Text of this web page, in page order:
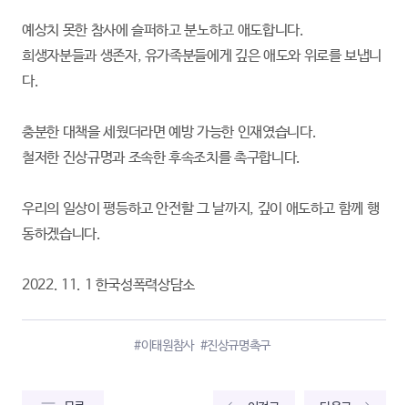
예상치 못한 참사에 슬퍼하고 분노하고 애도합니다.
희생자분들과 생존자, 유가족분들에게 깊은 애도와 위로를 보냅니
다.
충분한 대책을 세웠더라면 예방 가능한 인재였습니다.
철저한 진상규명과 조속한 후속조치를 촉구합니다.
우리의 일상이 평등하고 안전할 그 날까지, 깊이 애도하고 함께 행
동하겠습니다.
2022. 11. 1 한국성폭력상담소
#이태원참사 #진상규명촉구